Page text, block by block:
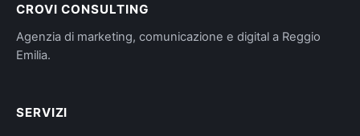
CROVI CONSULTING
Agenzia di marketing, comunicazione e digital a Reggio
Emilia.
SERVIZI